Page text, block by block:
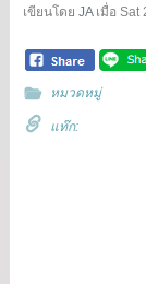
เขียนโดย JAเมื่อ Sat
หมวดหมู่
แท๊ก: